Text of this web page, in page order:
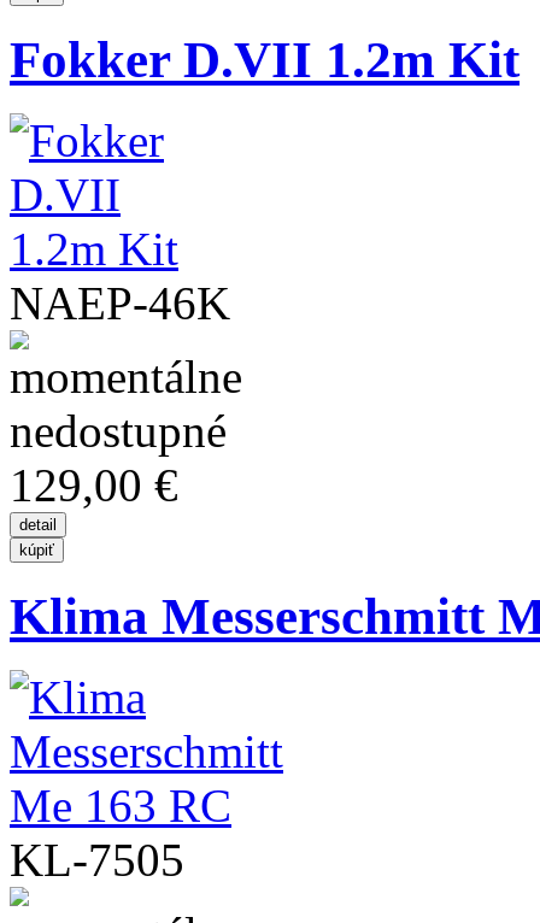
Fokker D.VII 1.2m Kit
NAEP-46K
129,00 €
Klima Messerschmitt
KL-7505